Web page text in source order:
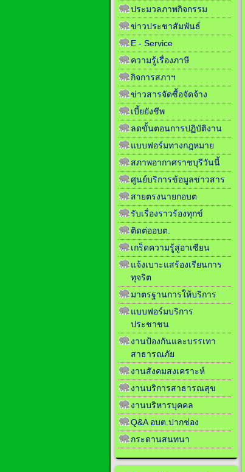
ประมวลภาพกิจกรรม
ข่าวประชาสัมพันธ์
E - Service
ความรู้เรื่องภาษี
กิจการสภาฯ
ข่าวสารจัดซื้อจัดจ้าง
เบี้ยยังชีพ
ลดขั้นตอนการปฏิบัติงาน
แบบฟอร์มทางกฎหมาย
สภาพอากาศราชบุรีวันนี้
ศูนย์บริการข้อมูลข่าวสาร
สายตรงนายกอบต
รับเรื่องราวร้องทุกข์
ติดต่ออบต.
เกร็ดความรู้สู่อาเซียน
แจ้งเบาะแสร้องเรียนการ
ทุจริต
มาตรฐานการให้บริการ
แบบฟอร์มบริการ
ประชาชน
งานป้องกันและบรรเทา
สาธารณภัย
งานสังคมสงเคราะห์
งานบริการสาธารณสุข
งานบริหารบุคคล
Q&A อบต.ปากช่อง
กระดานสนทนา